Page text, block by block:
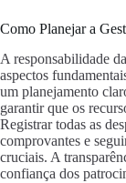
Como Planejar a
A responsabilidade
aspectos
um planejamento
garantir que os
Registrar todas as
comprovantes e
cruciais. A
confiança dos